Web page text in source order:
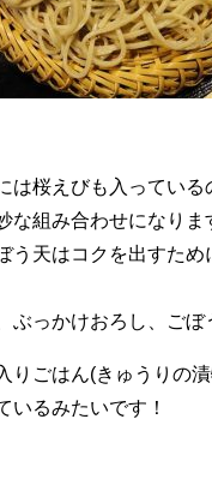
桜えびも入っている
組み合わせになりま
う天はコクを出すた
っかけおろし、ごぼ
りごはん(きゅうりの
いるみたいです！